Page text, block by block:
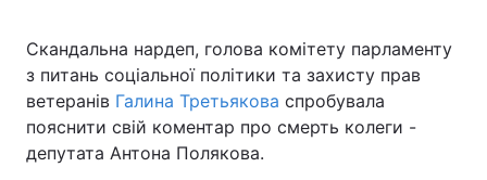
Україна Політика
Економіка Світ
Скандальна нардеп, голова комітету парламенту
з питань соціальної політики та захисту прав
ветеранів Галина Третьякова спробувала
пояснити свій коментар про смерть колеги -
депутата Антона Полякова.